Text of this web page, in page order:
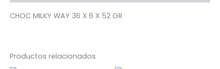
CHOC MILKY WAY 36 X 6 X 52 GR
Productos relacionados